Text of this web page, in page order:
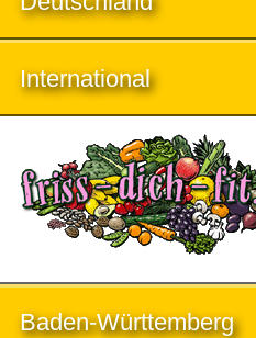
International
Baden-Württemberg